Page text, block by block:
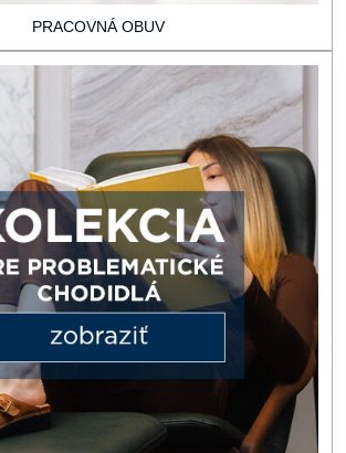
PRACOVNÁ OBUV